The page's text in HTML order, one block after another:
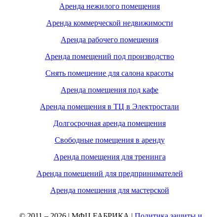
Аренда нежилого помещения
Аренда коммерческой недвижимости
Аренда рабочего помещения
Аренда помещений под производство
Снять помещение для салона красоты
Аренда помещения под кафе
Аренда помещения в ТЦ в Электростали
Долгосрочная аренда помещения
Свободные помещения в аренду
Аренда помещения для тренинга
Аренда помещений для предпринимателей
Аренда помещения для мастерской